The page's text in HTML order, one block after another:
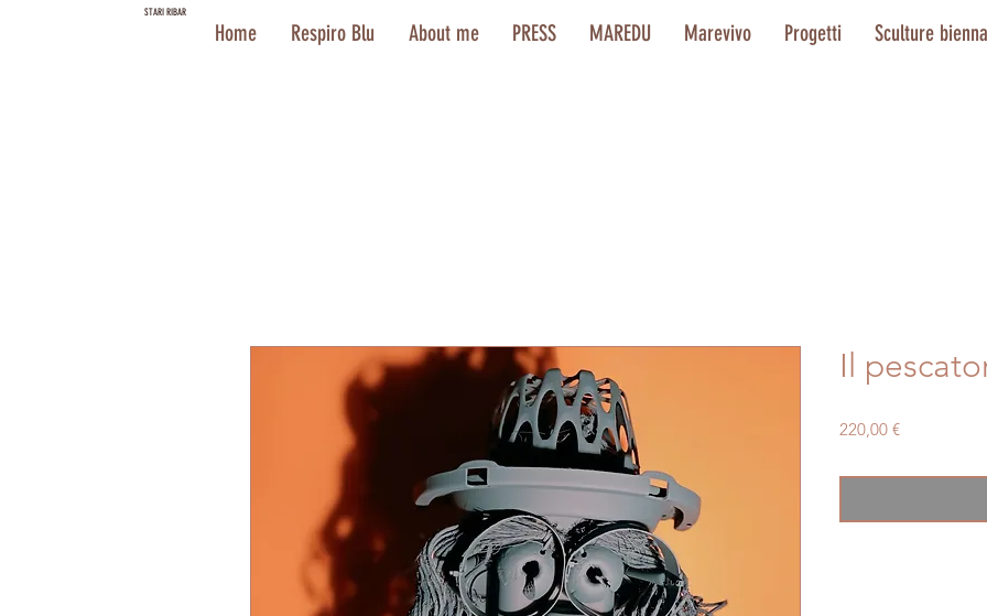
STARI RIBAR
Home Respiro Blu About me PRESS MAREDU Marevivo Progetti Sculture
Il
220,00 €Prezzo